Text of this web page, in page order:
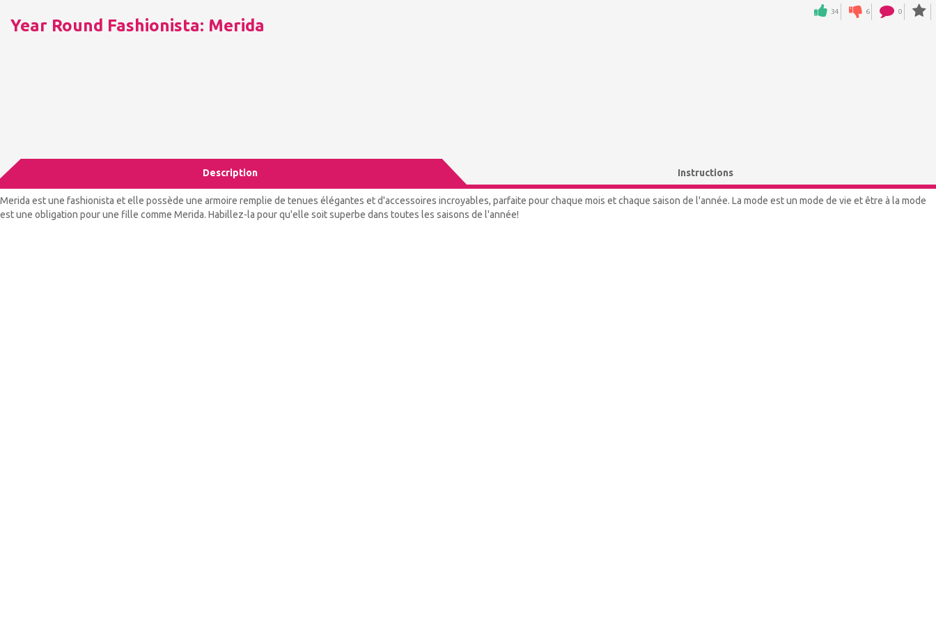
Year Round Fashionista: Merida
34 6 0
Description Instructions
Merida est une fashionista et elle possède une armoire remplie de tenues élégantes et d'accessoires incroyables, parfaite pour chaque mois et chaque saison de l'année. La mode est un mode de vie et être à la mode
est une obligation pour une fille comme Merida. Habillez-la pour qu'elle soit superbe dans toutes les saisons de l'année!